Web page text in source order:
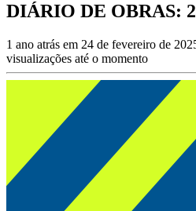
DIÁRIO DE OBRAS:
1 ano atrás em 24 de fevereiro de
visualizações até o momento